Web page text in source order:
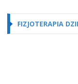
FIZJOTERAPIA